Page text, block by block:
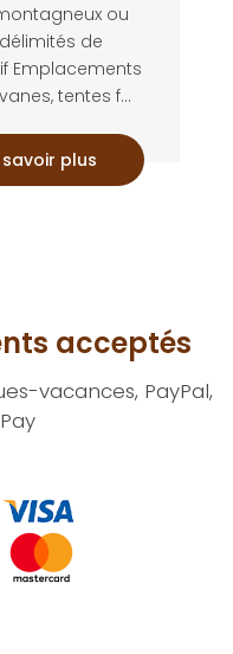
ou
de
Emplacements
tentes f...
savoir plus
acceptés
vacances, PayPal,